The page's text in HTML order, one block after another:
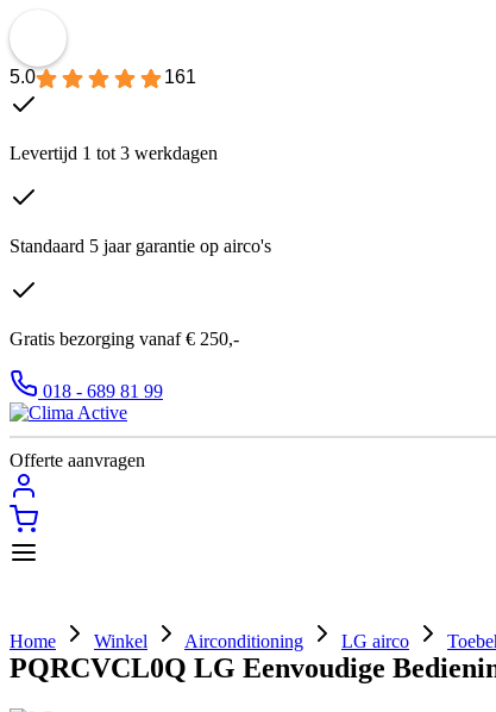
5.0 161
Levertijd 1 tot 3 werkdagen
Standaard 5 jaar garantie op airco's
Gratis bezorging vanaf € 250,-
018 - 689 81 99
Offerte aanvragen
Home Winkel Airconditioning LG airco
PQRCVCL0Q LG Eenvoudige